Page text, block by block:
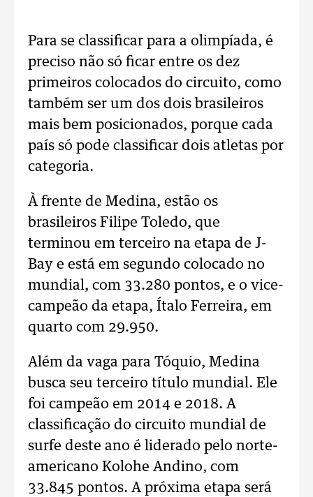
Para se classificar para a olimpíada, é
preciso não só ficar entre os dez
primeiros colocados do circuito, como
também ser um dos dois brasileiros
mais bem posicionados, porque cada
país só pode classificar dois atletas por
categoria.
À frente de Medina, estão os
brasileiros Filipe Toledo, que
terminou em terceiro na etapa de J-
Bay e está em segundo colocado no
mundial, com 33.280 pontos, e o vice-
campeão da etapa, Ítalo Ferreira, em
quarto com 29.950.
Além da vaga para Tóquio, Medina
busca seu terceiro título mundial. Ele
foi campeão em 2014 e 2018. A
classificação do circuito mundial de
surfe deste ano é liderado pelo norte-
americano Kolohe Andino, com
33.845 pontos. A próxima etapa será